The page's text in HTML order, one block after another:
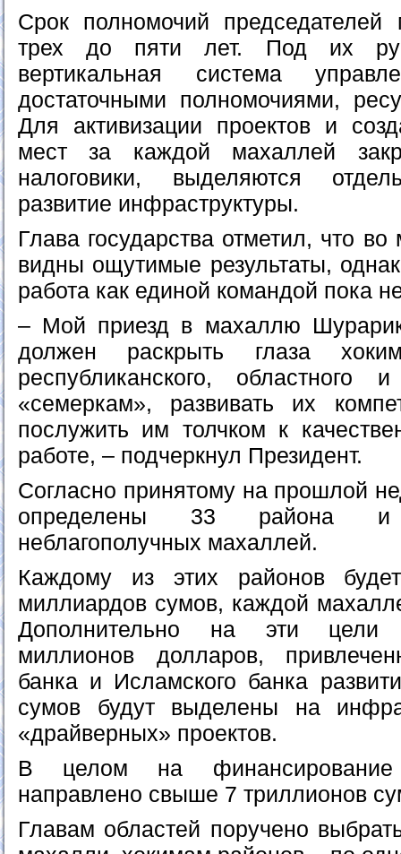
Срок полномочий
трех до пяти лет. Под их
вертикальная система
достаточными полномочиями,
Для активизации проектов и
мест за каждой махаллей
налоговики, выделяются
развитие инфраструктуры.
Глава государства отметил, что
видны ощутимые результаты,
работа как единой командой пока
– Мой приезд в махаллю
должен раскрыть глаза
республиканского, областного
«семеркам», развивать их
послужить им толчком к
работе, – подчеркнул Президент.
Согласно принятому на прошлой
определены 33 района и
неблагополучных махаллей.
Каждому из этих районов
миллиардов сумов, каждой
Дополнительно на эти цели
миллионов долларов,
банка и Исламского банка
сумов будут выделены на
«драйверных» проектов.
В целом на финансирование
направлено свыше 7 триллионов
Главам областей поручено